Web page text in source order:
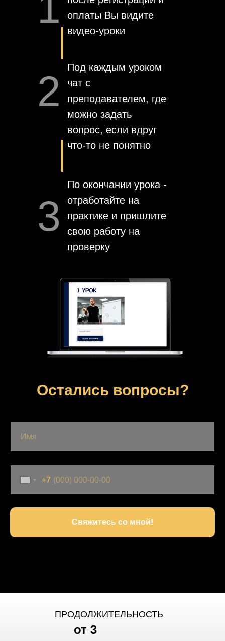
оплаты Вы видите
видео-уроки
2
Под каждым уроком
чат с
преподавателем, где
можно задать
вопрос, если вдруг
что-то не понятно
По окончании урока -
отработайте на
практике и пришлите
свою работу на
проверку
3
Остались вопросы?
+7
Свяжитесь со мной!
ПРОДОЛЖИТЕЛЬНОСТЬ
от 3